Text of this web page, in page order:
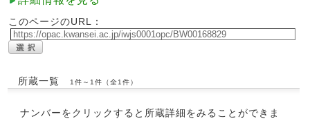
このページのURL：
所蔵一覧 1件～1件（全1件）
ナンバーをクリックすると所蔵詳細をみることができま